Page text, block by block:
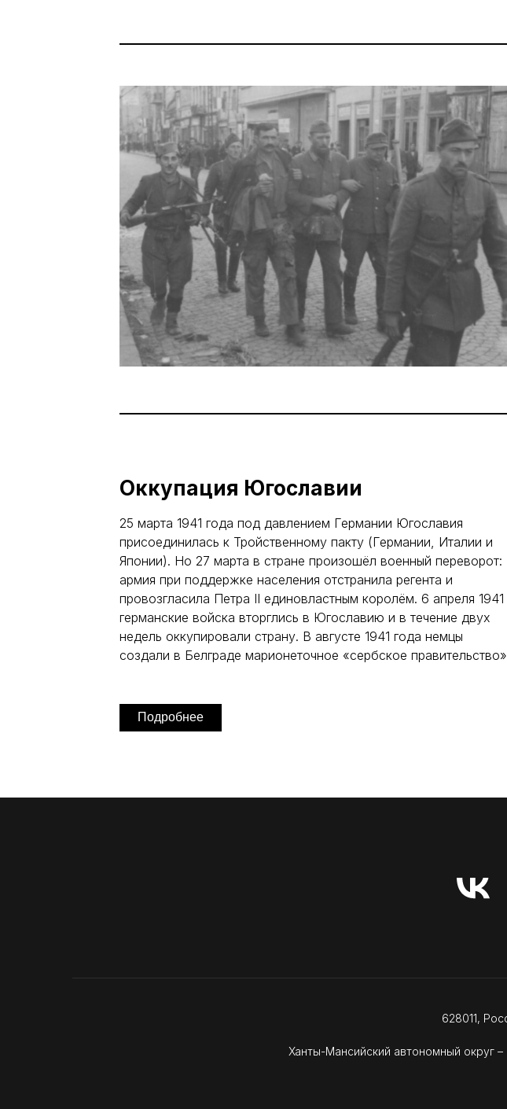
Оккупация Югославии
25 марта 1941 года под давлением Германии Югославия
присоединилась к Тройственному пакту (Германии, Италии и
Японии). Но 27 марта в стране произошёл военный переворот:
армия при поддержке населения отстранила регента и
провозгласила Петра II единовластным королём. 6 апреля 1941
германские войска вторглись в Югославию и в течение двух
недель оккупировали страну. В августе 1941 года немцы
создали в Белграде марионеточное «сербское
Подробнее
628011,
Ханты-Мансийский автономный округ